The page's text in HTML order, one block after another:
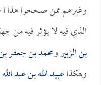
وغيرهم ممن صححوا هذا
الذي فيه لا يؤثر فيه من
بن الزبيرومحمد بن جعفر
وهكذاعبيد الله بن عبد